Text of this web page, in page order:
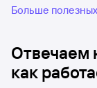
Больше
Отвечаем
как